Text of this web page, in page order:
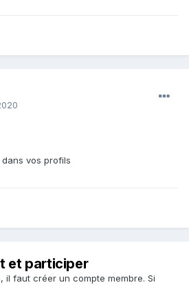
vos profils
et participer
il faut créer un compte membre. Si